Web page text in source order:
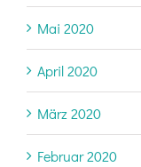
Mai 2020
April 2020
März 2020
Februar 2020